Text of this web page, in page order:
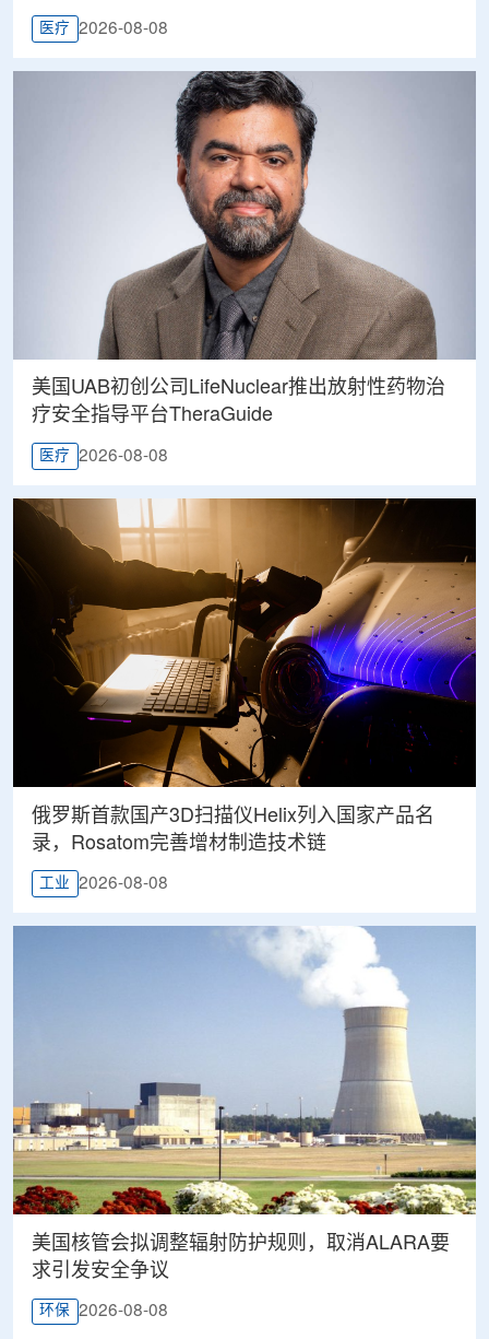
医疗 2026-08-08
美国UAB初创公司LifeNuclear推出放射性药物治
疗安全指导平台TheraGuide
医疗 2026-08-08
俄罗斯首款国产3D扫描仪Helix列入国家产品名
录，Rosatom完善增材制造技术链
工业 2026-08-08
美国核管会拟调整辐射防护规则，取消ALARA要
求引发安全争议
环保 2026-08-08